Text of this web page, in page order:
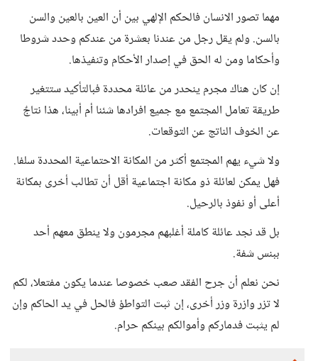
مهما تصور الانسان فالحكم الإلهي بين أن العين بالعين والسن
بالسن. ولم يقل رجل من عندنا بعشرة من عندكم وحدد شروطا
وأحكاما ومن له الحق في إصدار الأحكام وتنفيذها.
إن كان هناك مجرم ينحدر من عائلة محددة فبالتأكيد ستتغير
طريقة تعامل المجتمع مع جميع افرادها شئنا أم أبينا، هذا نتاجٌ
عن الخوف الناتج عن التوقعات.
ولا شيء يهم المجتمع أكثر من المكانة الاحتماعية المحددة سلفا.
فهل يمكن لعائلة ذو مكانة اجتماعية أقل أن تطالب أخرى بمكانة
أعلى أو نفوذ بالرحيل.
بل قد نجد عائلة كاملة أغلبهم مجرمون ولا ينطق معهم أحد
ببنس شفة.
نحن نعلم أن جرح الفقد صعب خصوصا عندما يكون مفتعلا، لكم
لا تزر وازرة وزر أخرى، إن ثبت التواطؤ فالحل في يد الحاكم وإن
لم يثبت فدماركم وأموالكم بينكم حرام.